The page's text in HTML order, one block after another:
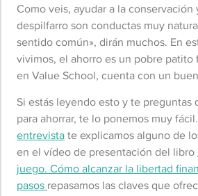
Como veis, ayudar a la conservación
despilfarro son conductas muy
sentido común», dirán muchos. En
vivimos, el ahorro es un pobre patito
en Value School, cuenta con un
Si estás leyendo esto y te preguntas
para ahorrar, te lo ponemos muy fácil.
entrevistate explicamos alguno de
en el vídeo de presentación del libro
juego. Cómo alcanzar la libertad
pasos repasamos las claves que